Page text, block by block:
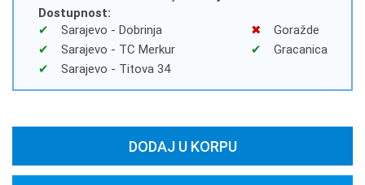
Dostupnost:
Sarajevo - Dobrinja
Sarajevo - TC Merkur
Sarajevo - Titova 34
Goražde
Gracanica
DODAJ U KORPU